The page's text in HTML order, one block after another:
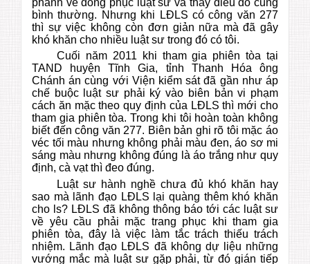
phanh về đồng phục luật sư và thấy điều đó cũng
bình thường. Nhưng khi LĐLS có công văn 277
thì sự việc không còn đơn giản nữa mà đã gây
khó khăn cho nhiều luật sư trong đó có tôi.
Cuối năm 2011 khi tham gia phiên tòa tại
TAND huyện Tĩnh Gia, tỉnh Thanh Hóa ông
Chánh án cùng với Viện kiểm sát đã gần như áp
chế buộc luật sư phải ký vào biên bản vi phạm
cách ăn mặc theo quy định của LĐLS thì mới cho
tham gia phiên tòa. Trong khi tôi hoàn toàn không
biết đến công văn 277. Biên bản ghi rõ tôi mặc áo
véc tối màu nhưng không phải màu đen, áo sơ mi
sáng màu nhưng không đúng là áo trắng như quy
định, cà vạt thì đeo đúng.
Luật sư hành nghề chưa đủ khó khăn hay
sao mà lãnh đạo LĐLS lại quàng thêm khó khăn
cho ls? LĐLS đã không thông báo tới các luật sư
về yêu cầu phải mặc trang phục khi tham gia
phiên tòa, đây là việc làm tắc trách thiếu trách
nhiệm. Lãnh đạo LĐLS đã không dự liệu những
vướng mắc mà luật sư gặp phải, từ đó gián tiếp